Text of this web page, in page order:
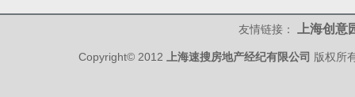
友情链接： 上海创
Copyright© 2012 上海速搜房地产经纪有限公司 版权所